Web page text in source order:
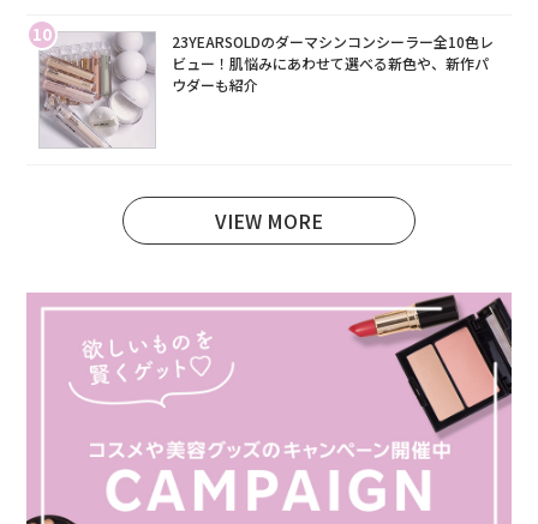
10
23YEARSOLDのダーマシンコンシーラー全10色レ
ビュー！肌悩みにあわせて選べる新色や、新作パ
ウダーも紹介
VIEW MORE